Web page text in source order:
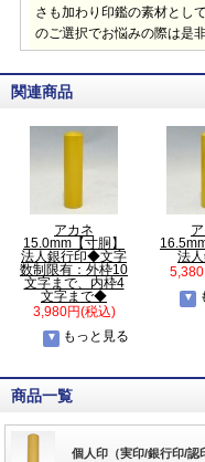
さも加わり印鑑の素材とし
のご選択でお悩みの際は是
関連商品
アカネ
15.0mm【寸胴】
法人銀行印◆文字
数制限有：外枠10
文字まで、内枠4
文字まで◆
3,980円(税込)
もっと見る
法
商品一覧
個人印（実印/銀行印/認